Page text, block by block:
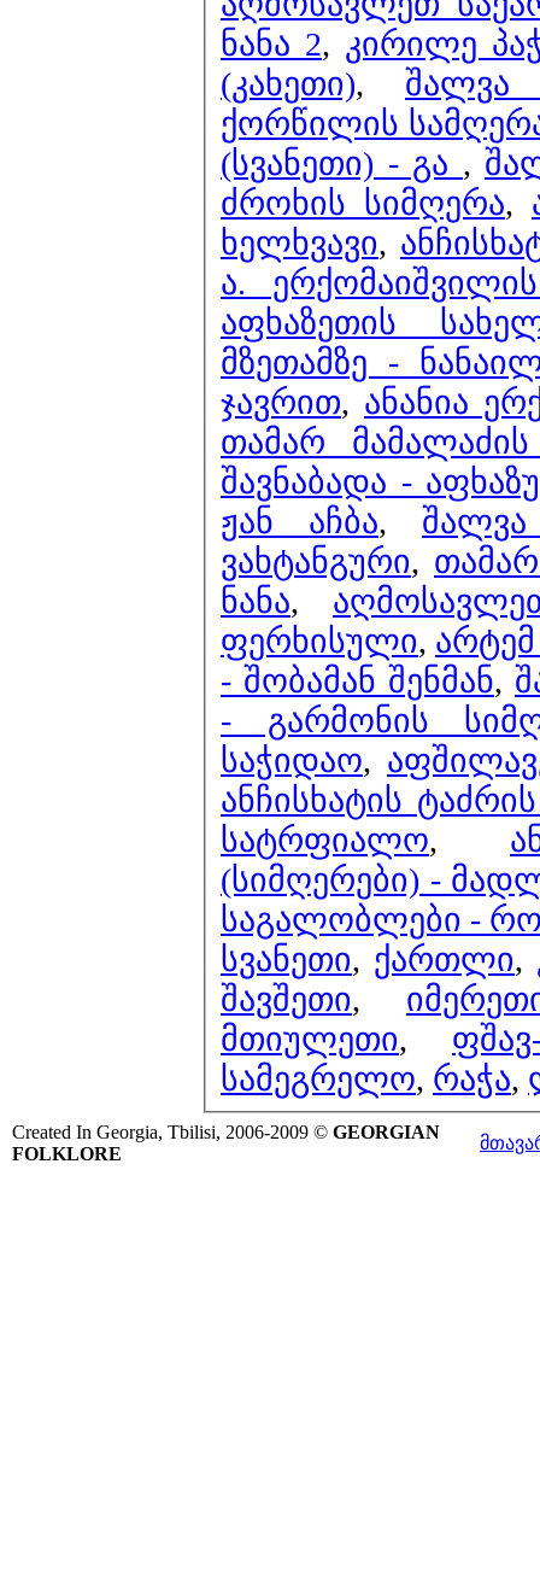
ნანა 2, კირილე
(კახეთი), შალვა
ქორწილის
(სვანეთი) - გა ,
ძროხის სიმღერა,
ხელხვავი,
ა.
აფხაზეთის
მზეთამზე -
ჯავრით, ანანია
თამარ
შავნაბადა -
ჟან აჩბა,
ვახტანგური,
ნანა,
ფერხისული,
- შობამან შენმან,
- გარმონის
საჭიდაო,
ანჩისხატის
სატრფიალო,
(სიმღერები) -
საგალობლები -
სვანეთი, ქართლი,
შავშეთი,
მთიულეთი,
სამეგრელო, რაჭა,
Created In Georgia, Tbilisi, 2006-2009 © GEORGIAN
FOLKLORE